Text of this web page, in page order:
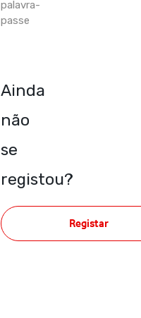
palavra-
passe
Ainda
não
se
registou?
Registar